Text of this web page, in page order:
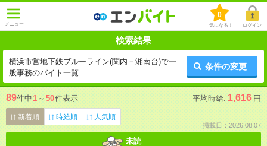
メニュー
0
気になる！ ログイン
検索結果
横浜市営地下鉄ブルーライン(関内－湘南台)で一
般事務のバイト一覧
条件の変更
89件中1 ～ 50件表示 平均時給: 1,616 円
新着順 時給順 人気順
掲載日：2026.08.07
未読